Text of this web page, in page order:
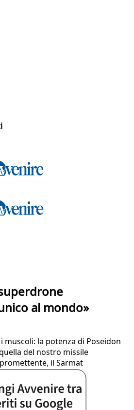
al mondo»
muscoli: la potenza di Poseidon
del nostro missile
il Sarmat